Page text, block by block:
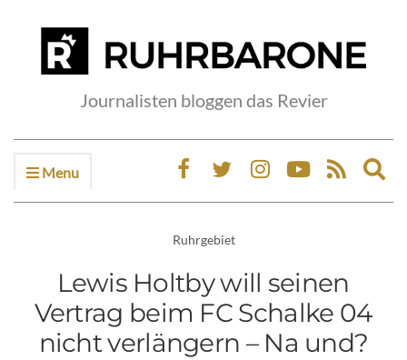
Journalisten bloggen das Revier
Menu
Ruhrgebiet
Lewis Holtby will seinen
Vertrag beim FC Schalke 04
nicht verlängern – Na und?